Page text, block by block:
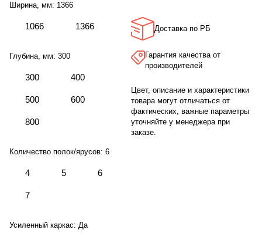
Ширина, мм: 1366
1066 1366
Глубина, мм: 300
300 400
500 600
800
Количество полок/ярусов: 6
4 5 6
7
Усиленный каркас: Да
Доставка по РБ
Гарантия качества от
производителей
Цвет, описание и характеристики
товара могут отличаться от
фактических, важные параметры
уточняйте у менеджера при
заказе.